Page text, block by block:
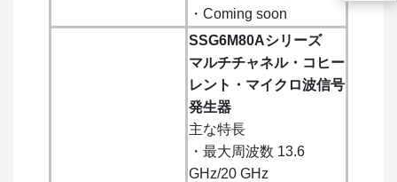
・Coming soon
SSG6M80Aシリーズ
マルチチャネル・コヒー
レント・マイクロ波信号
発生器
主な特長
・最大周波数 13.6
GHz/20 GHz